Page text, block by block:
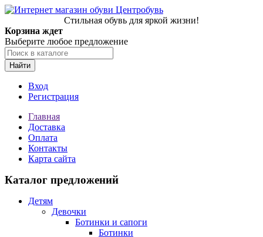
Стильная обувь для яркой жизни!
Корзина ждет
Выберите любое предложение
Найти
Вход
Регистрация
Главная
Доставка
Оплата
Контакты
Карта сайта
Каталог предложений
Детям
Девочки
Ботинки и сапоги
Ботинки